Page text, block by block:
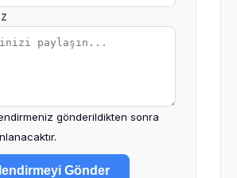
gönderildikten sonra
Gönder